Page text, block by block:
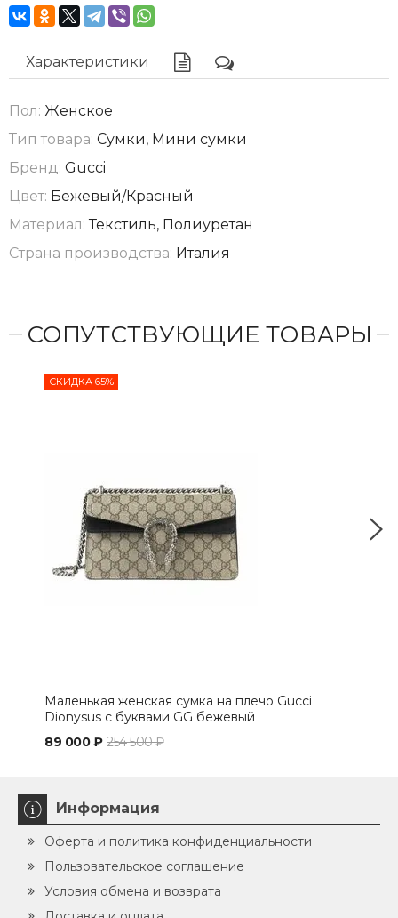
Характеристики
Пол: Женское
Тип товара: Сумки, Мини сумки
Бренд: Gucci
Цвет: Бежевый/Красный
Материал: Текстиль, Полиуретан
Страна производства: Италия
СОПУТСТВУЮЩИЕ ТОВАРЫ
СКИДКА 65%
Маленькая женская сумка на плечо Gucci
Dionysus с буквами GG бежевый
89 000 ₽ 254 500 ₽
Информация
Оферта и политика конфиденциальности
Пользовательское соглашение
Условия обмена и возврата